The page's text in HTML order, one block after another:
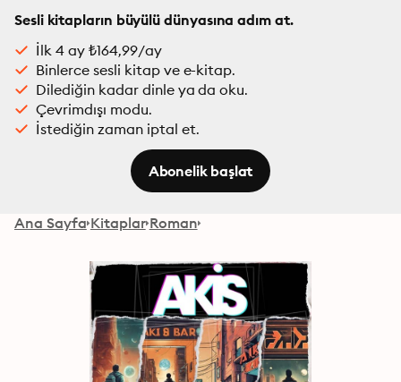
Sesli kitapların büyülü dünyasına adım at.
İlk 4 ay ₺164,99/ay
Binlerce sesli kitap ve e-kitap.
Dilediğin kadar dinle ya da oku.
Çevrimdışı modu.
İstediğin zaman iptal et.
Abonelik başlat
Ana Sayfa Kitaplar Roman